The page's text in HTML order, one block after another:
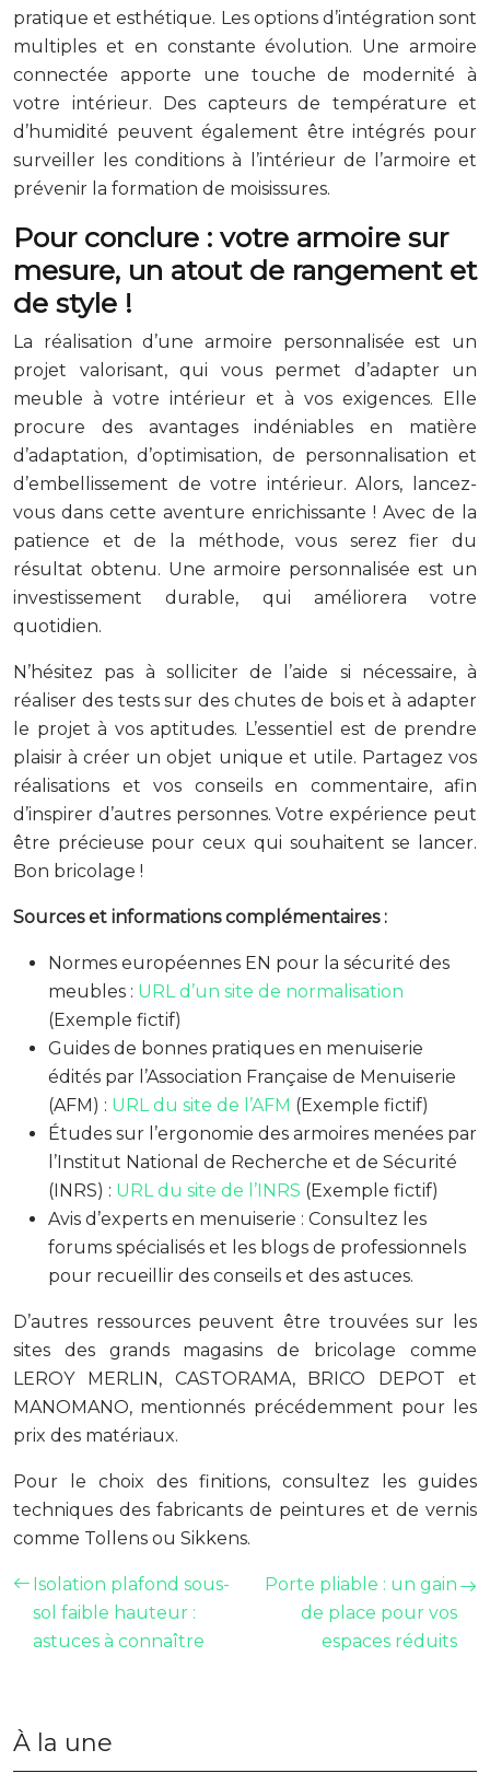
pratique et esthétique. Les options d’intégration sont
multiples et en constante évolution. Une armoire
connectée apporte une touche de modernité à
votre intérieur. Des capteurs de température et
d’humidité peuvent également être intégrés pour
surveiller les conditions à l’intérieur de l’armoire et
prévenir la formation de moisissures.
Pour conclure : votre armoire sur
mesure, un atout de rangement et
de style !
La réalisation d’une armoire personnalisée est un
projet valorisant, qui vous permet d’adapter un
meuble à votre intérieur et à vos exigences. Elle
procure des avantages indéniables en matière
d’adaptation, d’optimisation, de personnalisation et
d’embellissement de votre intérieur. Alors, lancez-
vous dans cette aventure enrichissante ! Avec de la
patience et de la méthode, vous serez fier du
résultat obtenu. Une armoire personnalisée est un
investissement durable, qui améliorera votre
quotidien.
N’hésitez pas à solliciter de l’aide si nécessaire, à
réaliser des tests sur des chutes de bois et à adapter
le projet à vos aptitudes. L’essentiel est de prendre
plaisir à créer un objet unique et utile. Partagez vos
réalisations et vos conseils en commentaire, afin
d’inspirer d’autres personnes. Votre expérience peut
être précieuse pour ceux qui souhaitent se lancer.
Bon bricolage !
Sources et informations complémentaires :
Normes européennes EN pour la sécurité des
meubles : URL d’un site de normalisation
(Exemple fictif)
Guides de bonnes pratiques en menuiserie
édités par l’Association Française de Menuiserie
(AFM) : URL du site de l’AFM (Exemple fictif)
Études sur l’ergonomie des armoires menées par
l’Institut National de Recherche et de Sécurité
(INRS) : URL du site de l’INRS (Exemple fictif)
Avis d’experts en menuiserie : Consultez les
forums spécialisés et les blogs de professionnels
pour recueillir des conseils et des astuces.
D’autres ressources peuvent être trouvées sur les
sites des grands magasins de bricolage comme
LEROY MERLIN, CASTORAMA, BRICO DEPOT et
MANOMANO, mentionnés précédemment pour les
prix des matériaux.
Pour le choix des finitions, consultez les guides
techniques des fabricants de peintures et de vernis
comme Tollens ou Sikkens.
Isolation plafond sous-
sol faible hauteur :
astuces à connaître
Porte pliable : un gain
de place pour vos
espaces réduits
À la une